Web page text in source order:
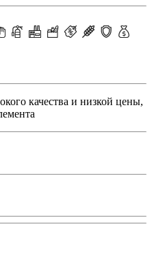
качества и низкой цены,